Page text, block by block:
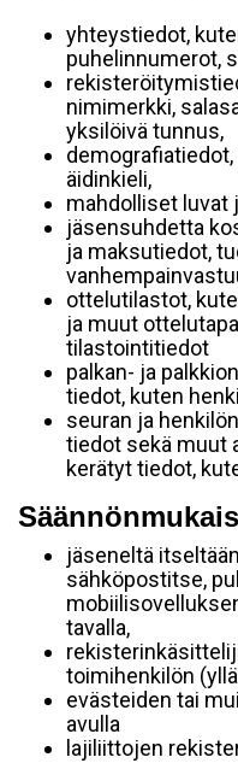
yhteystiedot,
puhelinnumerot,
nimimerkki,
yksilöivä tunnus,
äidinkieli,
mahdolliset
jäsensuhdetta
ja maksutiedot,
ottelutilastot,
ja muut
tilastointitiedot
palkan- ja
tiedot, kuten
seuran ja
tiedot sekä muut
kerätyt tiedot,
jäseneltä
sähköpostitse,
tavalla,
toimihenkilön
evästeiden tai
avulla
lajiliittojen